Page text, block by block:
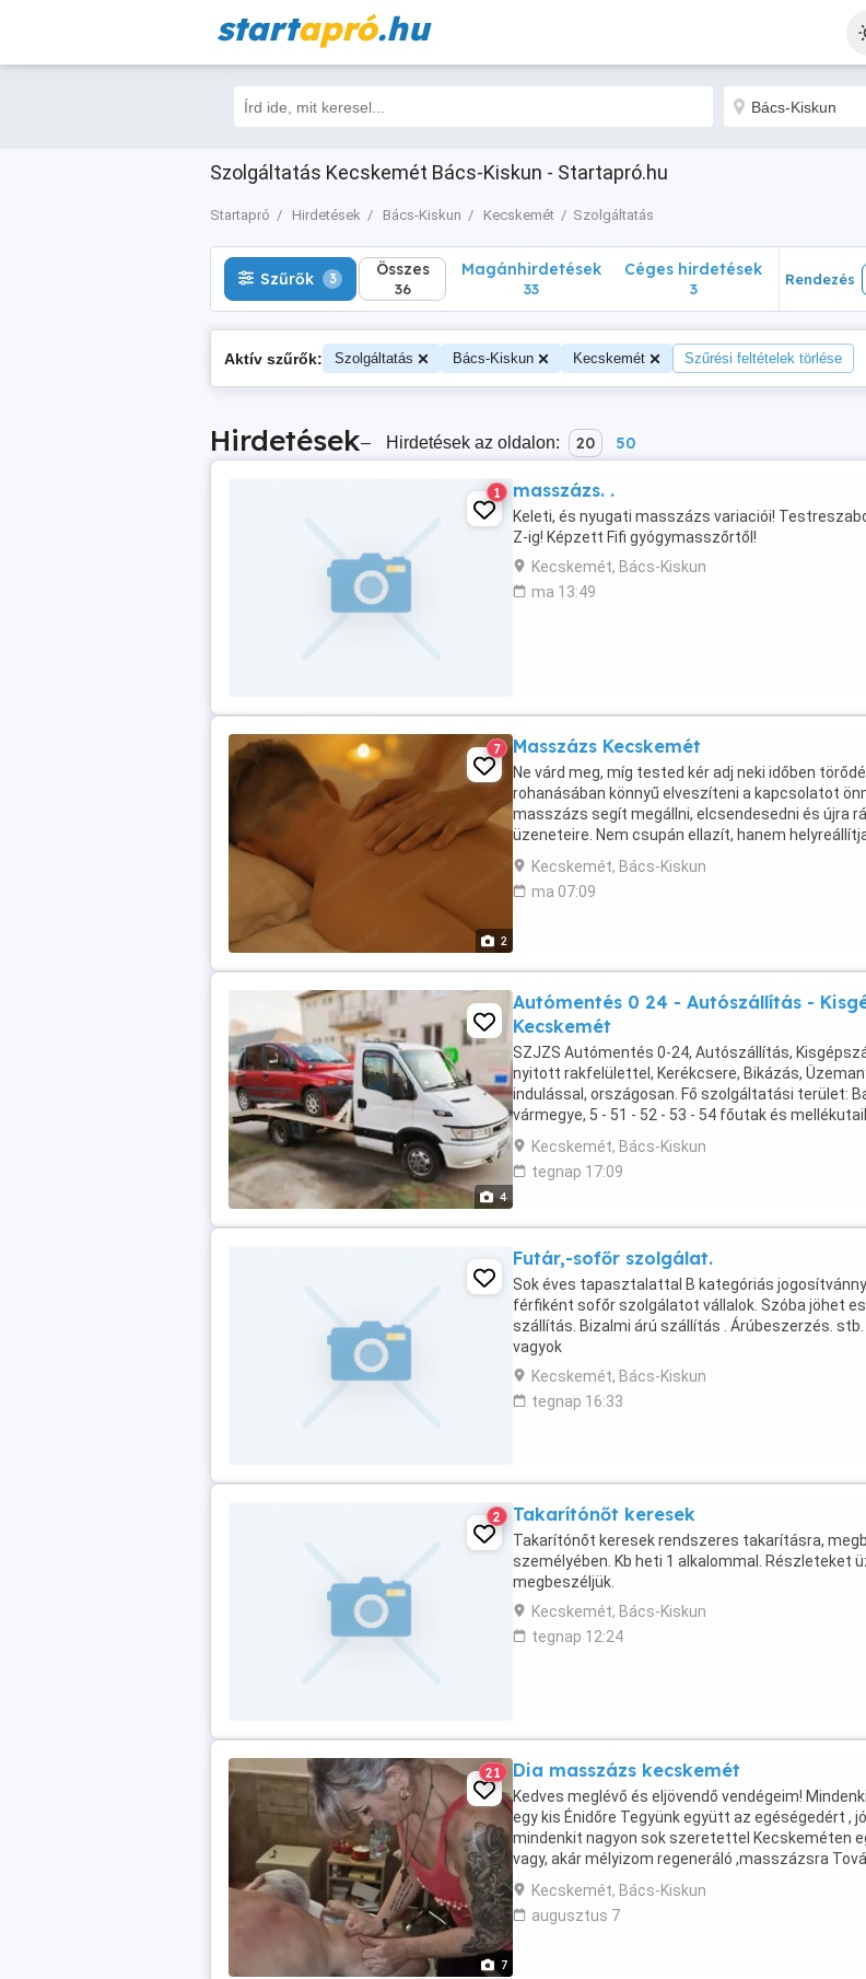
startapró.hu
Szolgáltatás Kecskemét Bács-Kiskun - Startapró.hu
Startapró Hirdetések Bács-Kiskun Kecskemét Szolgáltatás
Szűrők 3 Összes
36
Szűrők 3 Összes
36
Magánhirdetések
33
Céges hirdetések
3
Rendezés
Aktív szűrők: Szolgáltatás Bács-Kiskun Kecskemét Szűrési feltételek törlése
Hirdetések– Hirdetések az oldalon: 20 50
1 masszázs. .
Keleti, és nyugati masszázs variaciói!
Z-ig! Képzett Fifi gyógymasszőrtől!
Kecskemét, Bács-Kiskun
ma 13:49
2
7 Masszázs Kecskemét
Ne várd meg, míg tested kér adj neki időben
rohanásában könnyű elveszíteni a kapcsolatot
masszázs segít megállni, elcsendesedni és újra
üzeneteire. Nem csupán ellazít, hanem
erősíti az immunrendszert, és támogatja ...
Kecskemét, Bács-Kiskun
ma 07:09
4
Autómentés 0 24 - Autószállítás -
Kecskemét
SZJZS Autómentés 0-24, Autószállítás,
nyitott rakfelülettel, Kerékcsere, Bikázás,
indulással, országosan. Fő szolgáltatási terület:
vármegye, 5 - 51 - 52 - 53 - 54 főutak és
országosan. Számlaképesen, bankkártyás ...
Kecskemét, Bács-Kiskun
tegnap 17:09
Futár,-sofőr szolgálat.
Sok éves tapasztalattal B kategóriás
férfiként sofőr szolgálatot vállalok. Szóba jöhet
szállítás. Bizalmi árú szállítás . Árúbeszerzés.
vagyok
Kecskemét, Bács-Kiskun
tegnap 16:33
2 Takarítónőt keresek
Takarítónőt keresek rendszeres takarításra,
személyében. Kb heti 1 alkalommal. Részleteket
megbeszéljük.
Kecskemét, Bács-Kiskun
tegnap 12:24
7
21 Dia masszázs kecskemét
Kedves meglévő és eljövendő vendégeim!
egy kis Énidőre Tegyünk együtt az egéségedért ,
mindenkit nagyon sok szeretettel Kecskeméten
vagy, akár mélyizom regeneráló ,masszázsra
lelket megnyugtató érziki pihentető ...
Kecskemét, Bács-Kiskun
augusztus 7